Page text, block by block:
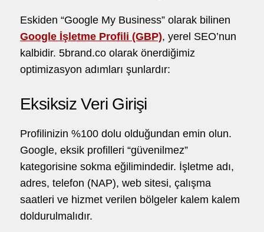
Eskiden “Google My Business” olarak bilinen
Google İşletme Profili (GBP), yerel SEO’nun
kalbidir. 5brand.co olarak önerdiğimiz
optimizasyon adımları şunlardır:
Eksiksiz Veri Girişi
Profilinizin %100 dolu olduğundan emin olun.
Google, eksik profilleri “güvenilmez”
kategorisine sokma eğilimindedir. İşletme adı,
adres, telefon (NAP), web sitesi, çalışma
saatleri ve hizmet verilen bölgeler kalem kalem
doldurulmalıdır.